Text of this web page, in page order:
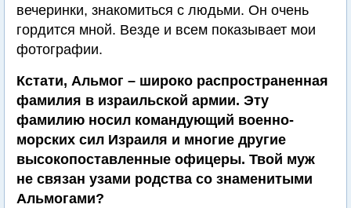
вечеринки, знакомиться с людьми. Он очень
гордится мной. Везде и всем показывает мои
фотографии.
Кстати, Альмог – широко распространенная
фамилия в израильской армии. Эту
фамилию носил командующий военно-
морских сил Израиля и многие другие
высокопоставленные офицеры. Твой муж
не связан узами родства со знаменитыми
Альмогами?